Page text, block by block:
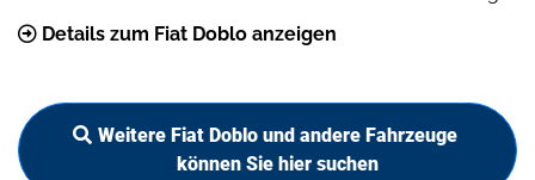
Details zum Fiat Doblo anzeigen
Weitere Fiat Doblo und andere Fahrzeuge
können Sie hier suchen